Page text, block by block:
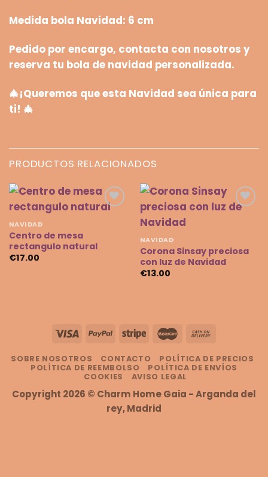
Medida bola Navidad: 6 cm
Pedido por encargo, contacta con nosotros y
reserva tu bola de navidad personalizada.
🎄¡Queremos que esta Navidad sea única para
ti! 🎄
PRODUCTOS RELACIONADOS
NAVIDAD
Centro de mesa
rectangulo natural
€17.00
a la
lista
NAVIDAD
Corona Sinsay preciosa
con luz de Navidad
€13.00
SOBRE NOSOTROS CONTACTO
POLÍTICA DE PRECIOS
POLÍTICA DE REEMBOLSO
POLÍTICA DE ENVÍOS
COOKIES
AVISO LEGAL
Copyright 2026 © Charm Home Gaia - Arganda del
rey, Madrid